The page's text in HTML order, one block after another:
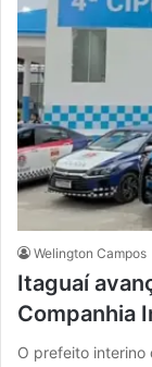
Welington Campos
Itaguaí
Companhia
O prefeito interino